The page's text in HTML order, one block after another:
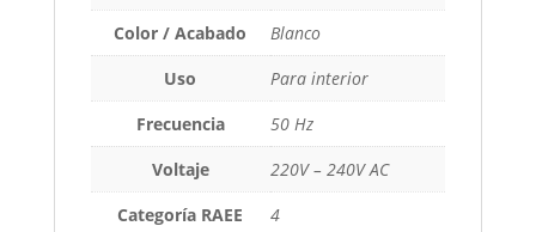
Color / Acabado
Blanco
Uso
Para interior
Frecuencia
50 Hz
Voltaje
220V – 240V AC
Categoría RAEE
4